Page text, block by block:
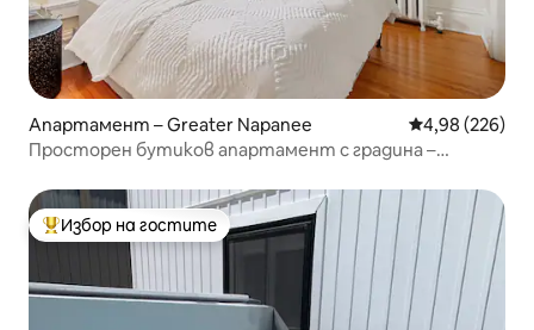
Апартамент – Greater Napanee Средна
4,98 (226)
Просторен бутиков апартамент с градина –
Най-популярен избор на гостите
Избор на гостите